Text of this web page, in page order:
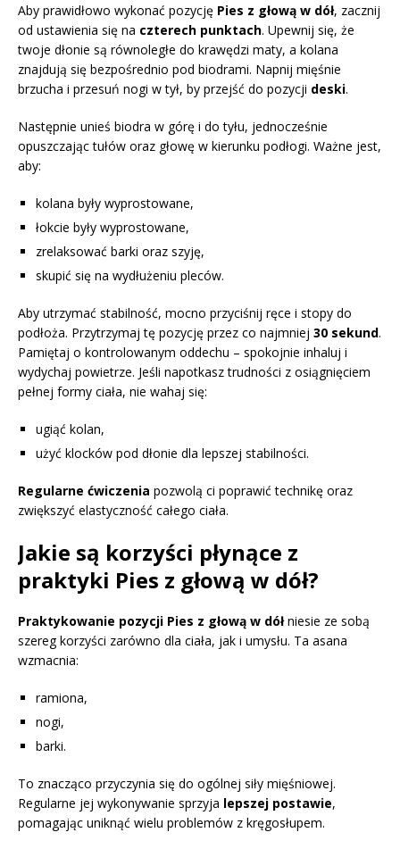
Aby prawidłowo wykonać pozycję Pies z głową w dół, zacznij
od ustawienia się na czterech punktach. Upewnij się, że
twoje dłonie są równoległe do krawędzi maty, a kolana
znajdują się bezpośrednio pod biodrami. Napnij mięśnie
brzucha i przesuń nogi w tył, by przejść do pozycji deski.
Następnie unieś biodra w górę i do tyłu, jednocześnie
opuszczając tułów oraz głowę w kierunku podłogi. Ważne jest,
aby:
kolana były wyprostowane,
łokcie były wyprostowane,
zrelaksować barki oraz szyję,
skupić się na wydłużeniu pleców.
Aby utrzymać stabilność, mocno przyciśnij ręce i stopy do
podłoża. Przytrzymaj tę pozycję przez co najmniej 30 sekund.
Pamiętaj o kontrolowanym oddechu – spokojnie inhaluj i
wydychaj powietrze. Jeśli napotkasz trudności z osiągnięciem
pełnej formy ciała, nie wahaj się:
ugiąć kolan,
użyć klocków pod dłonie dla lepszej stabilności.
Regularne ćwiczenia pozwolą ci poprawić technikę oraz
zwiększyć elastyczność całego ciała.
Jakie są korzyści płynące z
praktyki Pies z głową w dół?
Praktykowanie pozycji Pies z głową w dółniesie ze sobą
szereg korzyści zarówno dla ciała, jak i umysłu. Ta asana
wzmacnia:
ramiona,
nogi,
barki.
To znacząco przyczynia się do ogólnej siły mięśniowej.
Regularne jej wykonywanie sprzyja lepszej postawie,
pomagając uniknąć wielu problemów z kręgosłupem.